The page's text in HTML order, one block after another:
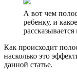
А вот чем
ребенку, и
Как происходит
насколько это
данной статье.